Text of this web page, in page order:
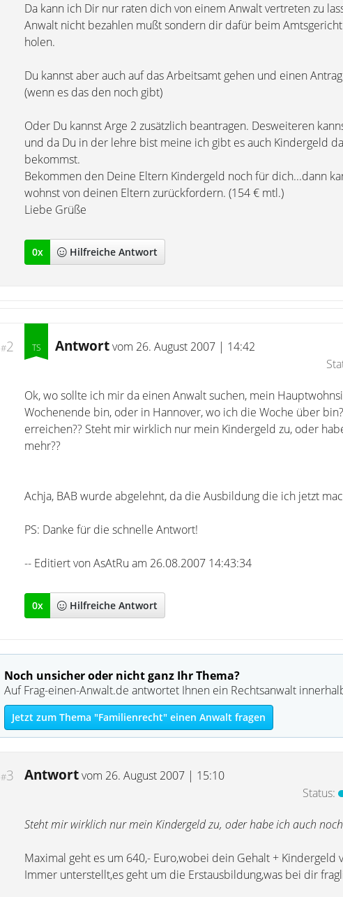
Da kann ich Dir nur raten dich von einem Anwalt vertreten zu
Anwalt nicht bezahlen mußt sondern dir dafür beim
holen.
Du kannst aber auch auf das Arbeitsamt gehen und einen
(wenn es das den noch gibt)
Oder Du kannst Arge 2 zusätzlich beantragen. Desweiteren
und da Du in der lehre bist meine ich gibt es auch Kindergeld
bekommst.
Bekommen den Deine Eltern Kindergeld noch für dich...dann
wohnst von deinen Eltern zurückfordern. (154 € mtl.)
Liebe Grüße
0x Hilfreiche Antwort
#2 Antwortvom 26. August 2007 | 14:42
Ok, wo sollte ich mir da einen Anwalt suchen, mein
Wochenende bin, oder in Hannover, wo ich die Woche über
erreichen?? Steht mir wirklich nur mein Kindergeld zu, oder
mehr??
Achja, BAB wurde abgelehnt, da die Ausbildung die ich jetzt
PS: Danke für die schnelle Antwort!
-- Editiert von AsAtRu am 26.08.2007 14:43:34
0x Hilfreiche Antwort
Noch unsicher oder nicht ganz Ihr Thema?
Auf Frag-einen-Anwalt.de antwortet Ihnen ein Rechtsanwalt
Jetzt zum Thema "Familienrecht" einen Anwalt fragen
#3 Antwortvom 26. August 2007 | 15:10
Status:
Steht mir wirklich nur mein Kindergeld zu, oder habe ich auch
Maximal geht es um 640,- Euro,wobei dein Gehalt + Kindergeld
Immer unterstellt,es geht um die Erstausbildung,was bei dir